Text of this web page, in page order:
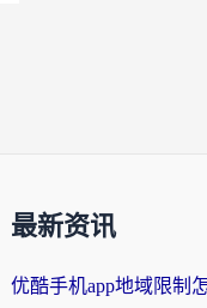
最新资讯